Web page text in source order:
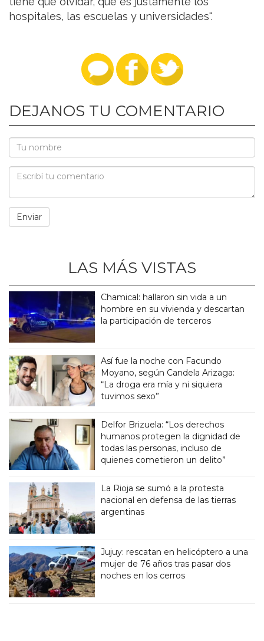
hospitales, las escuelas y universidades".
DEJANOS TU COMENTARIO
LAS MÁS VISTAS
Chamical: hallaron sin vida a un
hombre en su vivienda y descartan
la participación de terceros
Así fue la noche con Facundo
Moyano, según Candela Arizaga:
“La droga era mía y ni siquiera
tuvimos sexo”
Delfor Brizuela: “Los derechos
humanos protegen la dignidad de
todas las personas, incluso de
quienes cometieron un delito”
La Rioja se sumó a la protesta
nacional en defensa de las tierras
argentinas
Jujuy: rescatan en helicóptero a una
mujer de 76 años tras pasar dos
noches en los cerros